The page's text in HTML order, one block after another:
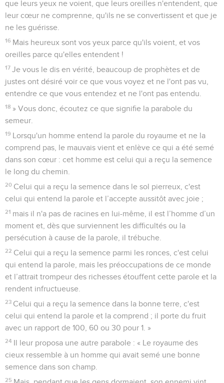
que leurs yeux ne voient, que leurs oreilles n'entendent, que
leur cœur ne comprenne, qu'ils ne se convertissent et que je
ne les guérisse.
16 Mais heureux sont vos yeux parce qu'ils voient, et vos
oreilles parce qu'elles entendent !
17 Je vous le dis en vérité, beaucoup de prophètes et de
justes ont désiré voir ce que vous voyez et ne l'ont pas vu,
entendre ce que vous entendez et ne l'ont pas entendu.
18 » Vous donc, écoutez ce que signifie la parabole du
semeur.
19 Lorsqu'un homme entend la parole du royaume et ne la
comprend pas, le mauvais vient et enlève ce qui a été semé
dans son cœur : cet homme est celui qui a reçu la semence
le long du chemin.
20 Celui qui a reçu la semence dans le sol pierreux, c'est
celui qui entend la parole et l’accepte aussitôt avec joie ;
21 mais il n'a pas de racines en lui-même, il est l’homme d’un
moment et, dès que surviennent les difficultés ou la
persécution à cause de la parole, il trébuche.
22 Celui qui a reçu la semence parmi les ronces, c'est celui
qui entend la parole, mais les préoccupations de ce monde
et l’attrait trompeur des richesses étouffent cette parole et la
rendent infructueuse.
23 Celui qui a reçu la semence dans la bonne terre, c'est
celui qui entend la parole et la comprend ; il porte du fruit
avec un rapport de 100, 60 ou 30 pour 1. »
24 Il leur proposa une autre parabole : « Le royaume des
cieux ressemble à un homme qui avait semé une bonne
semence dans son champ.
25